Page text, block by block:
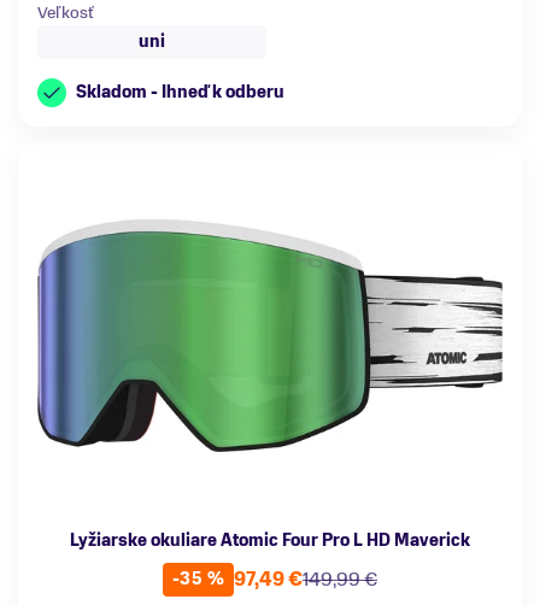
Veľkosť
uni
Skladom - Ihneď k odberu
Lyžiarske okuliare Atomic Four Pro L HD Maverick
-35 %
149,99 €
97,49 €